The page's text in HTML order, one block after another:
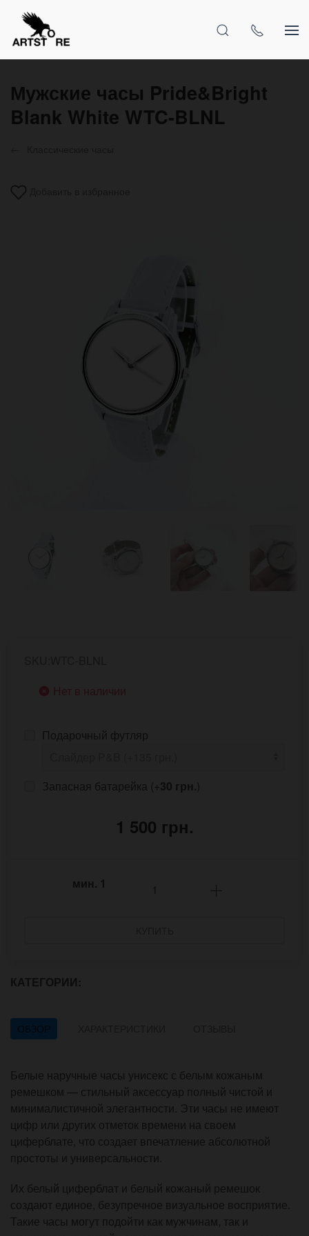
Мужские часы Pride&Bright
Blank White WTC-BLNL
Нет в наличии
Подарочный футляр
Запасная батарейка (+30 грн.)
1 500 грн.
мин. 1
КАТЕГОРИИ:
ОБЗОР
Белые наручные часы унисекс с белым кожаным
ремешком — стильный аксессуар полный чистой и
минималистичной элегантности. Эти часы не имеют
цифр или других отметок времени на своем
циферблате, что создает впечатление абсолютной
простоты и универсальности.
Их белый циферблат и белый кожаный ремешок
создают единое, безупречное визуальное восприятие.
Такие часы могут подойти как мужчинам, так и